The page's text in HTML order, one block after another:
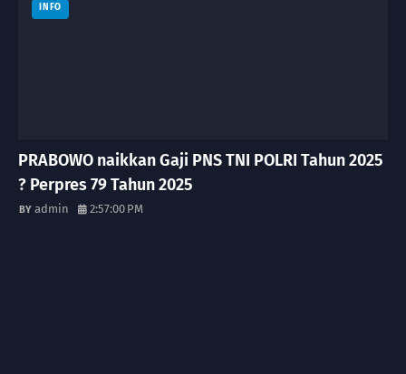
INFO
PRABOWO naikkan Gaji PNS TNI POLRI Tahun 2025
? Perpres 79 Tahun 2025
admin 2:57:00 PM